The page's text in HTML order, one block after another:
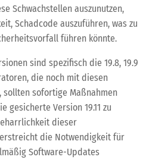
Schwachstellen auszunutzen,
Schadcode auszuführen, was zu
führen könnte.
sind spezifisch die 19.8, 19.9
die noch mit diesen
sollten sofortige Maßnahmen
gesicherte Version 19.11 zu
dieser
die Notwendigkeit für
Software-Updates